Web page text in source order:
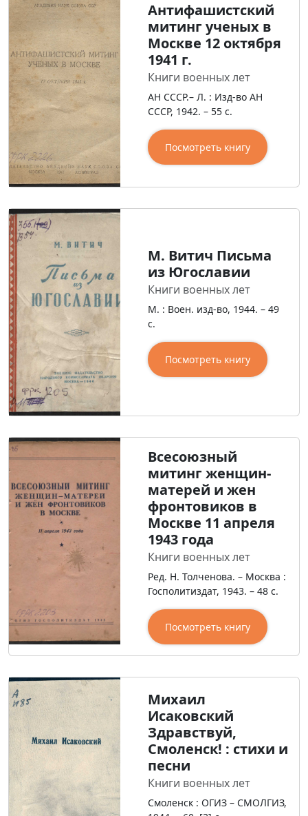
Антифашистский
митинг ученых в
Москве 12 октября
1941 г.
Книги военных лет
АН СССР.– Л. : Изд-во АН
СССР, 1942. – 55 с.
Посмотреть книгу
М. Витич Письма
из Югославии
Книги военных лет
М. : Воен. изд-во, 1944. – 49
с.
Посмотреть книгу
Всесоюзный
митинг женщин-
матерей и жен
фронтовиков в
Москве 11 апреля
1943 года
Книги военных лет
Ред. Н. Толченова. – Москва :
Госполитиздат, 1943. – 48 с.
Посмотреть книгу
Михаил
Исаковский
Здравствуй,
Смоленск! : стихи и
песни
Книги военных лет
Смоленск : ОГИЗ – СМОЛГИЗ,